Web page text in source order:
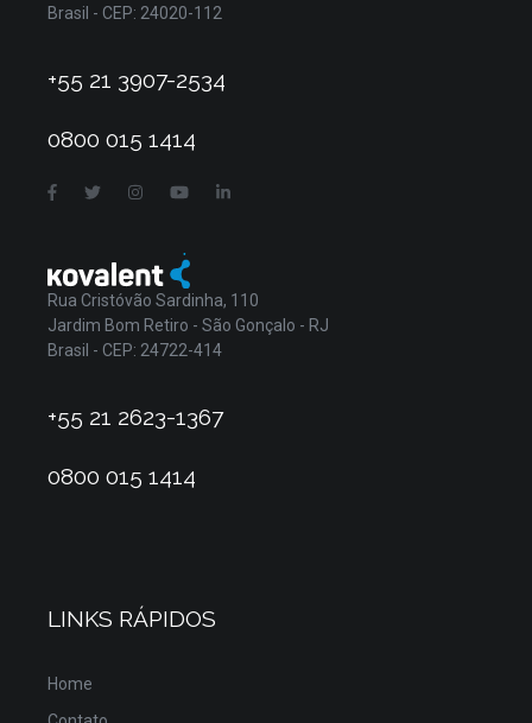
Brasil - CEP: 24020-112
+55 21 3907-2534
0800 015 1414
Rua Cristóvão Sardinha, 110
Jardim Bom Retiro - São Gonçalo - RJ
Brasil - CEP: 24722-414
+55 21 2623-1367
0800 015 1414
LINKS RÁPIDOS
Home